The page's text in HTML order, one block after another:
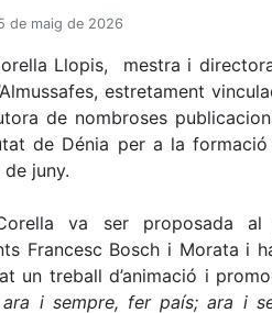
de maig de 2026
Llopis, mestra i
estretament
de nombroses
de Dénia per a la
juny.
va ser proposada al
Francesc Bosch i Morata i
un treball d’animació i
ara i sempre, fer país; ara i